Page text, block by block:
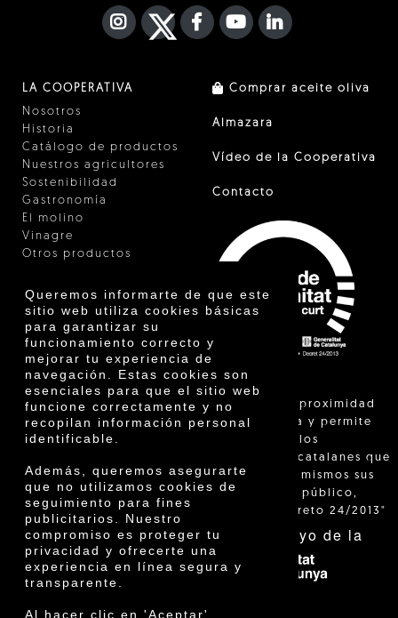
Queremos informarte de que este
sitio web utiliza cookies básicas
para garantizar su
funcionamiento correcto y
mejorar tu experiencia de
navegación. Estas cookies son
esenciales para que el sitio web
funcione correctamente y no
recopilan información personal
identificable.
Además, queremos asegurarte
que no utilizamos cookies de
seguimiento para fines
publicitarios. Nuestro
compromiso es proteger tu
privacidad y ofrecerte una
experiencia en línea segura y
transparente.
Al hacer clic en 'Aceptar',
INSTAGRAM
TWITTER
FACEBOOK F
YOUTUBEFA LINKEDIN
LA COOPERATIVA
Nosotros
Historia
Catálogo de productos
Nuestros agricultores
Sostenibilidad
Gastronomía
El molino
Vinagre
Otros productos
Premios
Innovación
Comprar aceite oliva
Almazara
Vídeo de la Cooperativa
Contacto
"La venta de proximidad
está regulada y permite
identificar a los
agricultores catalanes que
venden ellos mismos sus
productos al público,
según el Decreto 24/2013"
Con el apoyo de la